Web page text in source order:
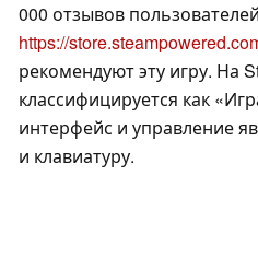
000 отзывов пользователей
https://
рекомендуют эту игру. На
классифицируется как
интерфейс и управление
и клавиатуру.